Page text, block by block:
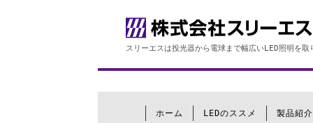
スリーエスは投光器から電球まで幅広いLED照明を取
ホーム LEDのススメ 製品紹介